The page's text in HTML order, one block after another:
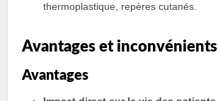
thermoplastique, repères cutanés.
Avantages et inconvénients
Avantages